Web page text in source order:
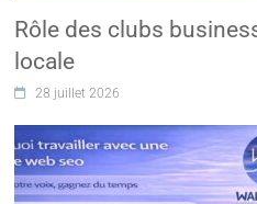
Rôle des clubs
locale
28 juillet 2026